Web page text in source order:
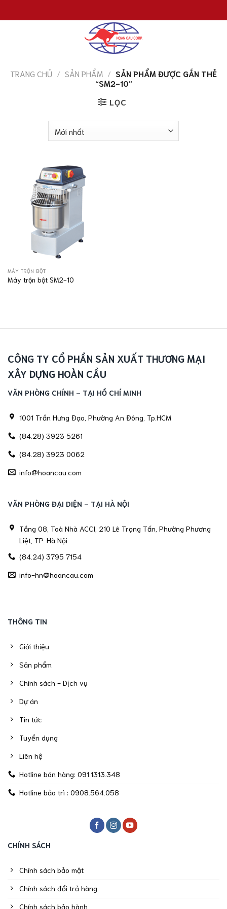
đến
TRANG CHỦ / SẢN PHẨM / SẢN PHẨM ĐƯỢC GẮN THẺ
“SM2-10”
LỌC
MÁY TRỘN BỘT
Máy trộn bột SM2-10
CÔNG TY CỔ PHẦN SẢN XUẤT THƯƠNG MẠI
XÂY DỰNG HOÀN CẦU
VĂN PHÒNG CHÍNH - TẠI HỒ CHÍ MINH
1001 Trần Hưng Đạo, Phường An Đông, Tp.HCM
(84.28) 3923 5261
(84.28) 3923 0062
info@hoancau.com
VĂN PHÒNG ĐẠI DIỆN - TẠI HÀ NỘI
Tầng 08, Toà Nhà ACCI, 210 Lê Trọng Tấn, Phường Phương
Liệt, TP. Hà Nội
(84.24) 3795 7154
info-hn@hoancau.com
THÔNG TIN
Giới thiệu
Sản phẩm
Chính sách - Dịch vụ
Dự án
Tin tức
Tuyển dụng
Liên hệ
Hotline bán hàng: 091.1313.348
Hotline bảo trì : 0908.564.058
CHÍNH SÁCH
Chính sách bảo mật
Chính sách đổi trả hàng
Chính sách bảo hành